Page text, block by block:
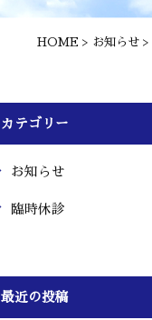
HOME > お知らせ >
カテゴリー
お知らせ
臨時休診
最近の投稿